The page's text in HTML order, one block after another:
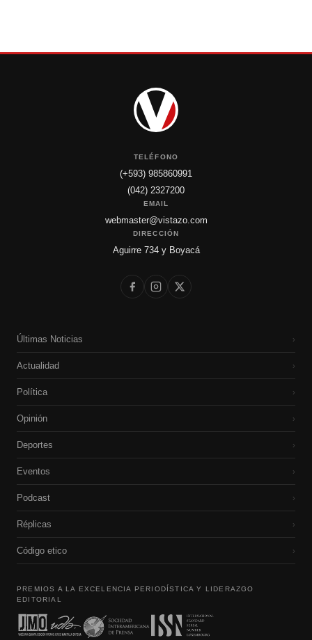
TELÉFONO
(+593) 985860991
(042) 2327200
EMAIL
webmaster@vistazo.com
DIRECCIÓN
Aguirre 734 y Boyacá
Últimas Noticias ›
Actualidad ›
Política ›
Opinión ›
Deportes ›
Eventos ›
Podcast ›
Réplicas ›
Código etico ›
PREMIOS A LA EXCELENCIA PERIODÍSTICA Y LIDERAZGO
EDITORIAL